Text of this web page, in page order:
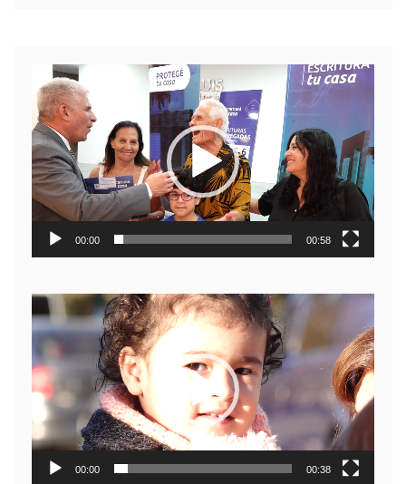
Reproductor
de
video
00:00 00:58
Reproductor
de
video
00:00 00:38